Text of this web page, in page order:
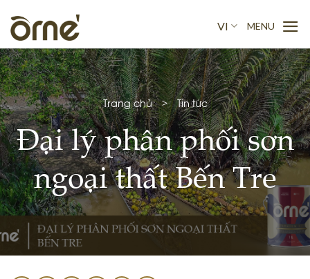
content
VI
Trang chủ > Tin tức
Đại lý phân phối sơn
ngoại thất Bến Tre